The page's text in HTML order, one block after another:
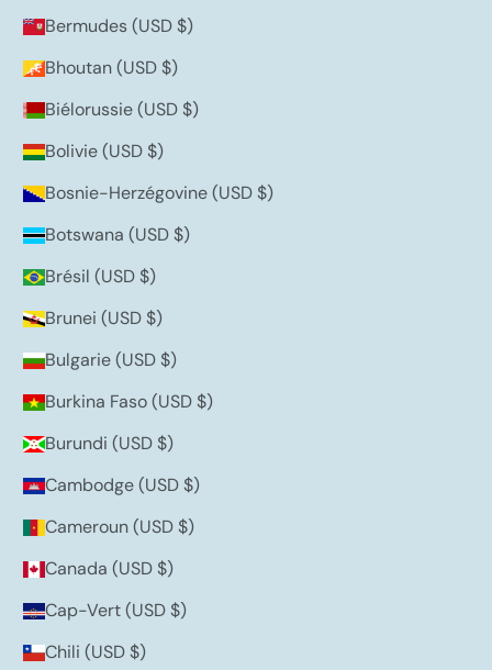
Bermudes (USD $)
Bhoutan (USD $)
Biélorussie (USD $)
Bolivie (USD $)
Bosnie-Herzégovine (USD $)
Botswana (USD $)
Brésil (USD $)
Brunei (USD $)
Bulgarie (USD $)
Burkina Faso (USD $)
Burundi (USD $)
Cambodge (USD $)
Cameroun (USD $)
Canada (USD $)
Cap-Vert (USD $)
Chili (USD $)